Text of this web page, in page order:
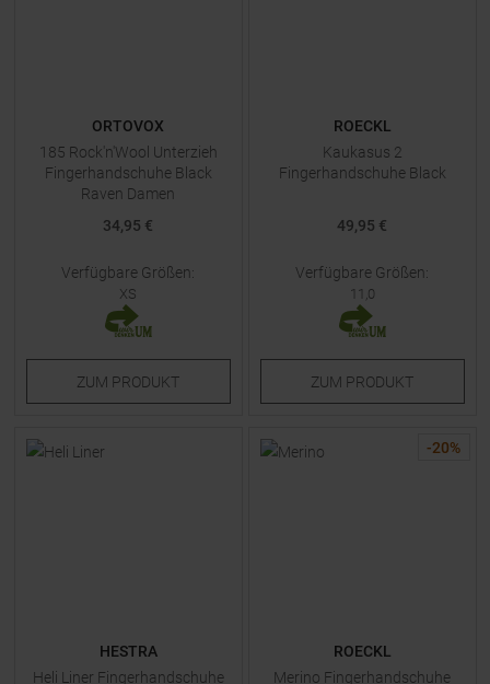
ORTOVOX
185 Rock'n'Wool Unterzieh
Fingerhandschuhe Black
Raven Damen
34,95 €
Verfügbare Größen:
XS
ZUM PRODUKT
ROECKL
Kaukasus 2
Fingerhandschuhe Black
49,95 €
Verfügbare Größen:
11,0
ZUM PRODUKT
HESTRA
Heli Liner Fingerhandschuhe
-20%
ROECKL
Merino Fingerhandschuhe